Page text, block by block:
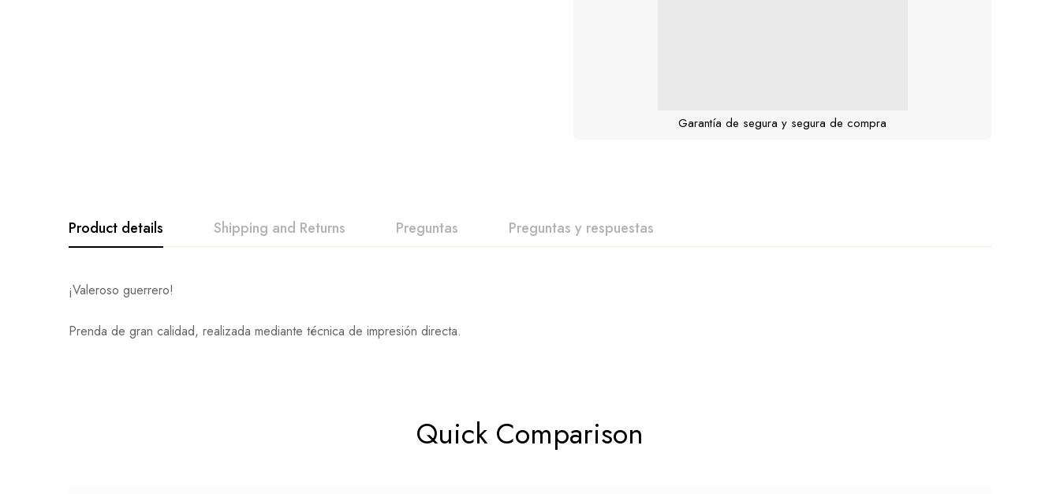
Garantía de segura y segura de compra
Product details Shipping and Returns Preguntas Preguntas y respuestas
¡Valeroso guerrero!
Prenda de gran calidad, realizada mediante técnica de impresión directa.
Quick Comparison